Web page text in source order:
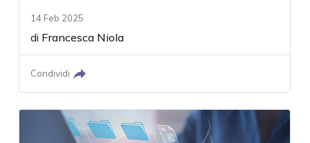
14 Feb 2025
di Francesca Niola
Condividi